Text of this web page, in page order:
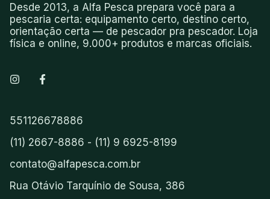
Desde 2013, a Alfa Pesca prepara você para a
pescaria certa: equipamento certo, destino certo,
orientação certa — de pescador pra pescador. Loja
física e online, 9.000+ produtos e marcas oficiais.
551126678886
(11) 2667-8886 - (11) 9 6925-8199
contato@alfapesca.com.br
Rua Otávio Tarquínio de Sousa, 386